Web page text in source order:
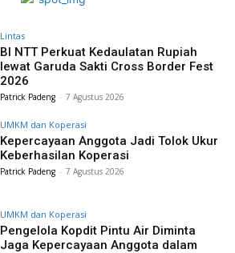
Lintas
BI NTT Perkuat Kedaulatan Rupiah
lewat Garuda Sakti Cross Border Fest
2026
Patrick Padeng - 7 Agustus 2026
UMKM dan Koperasi
Kepercayaan Anggota Jadi Tolok Ukur
Keberhasilan Koperasi
Patrick Padeng - 7 Agustus 2026
UMKM dan Koperasi
Pengelola Kopdit Pintu Air Diminta
Jaga Kepercayaan Anggota dalam